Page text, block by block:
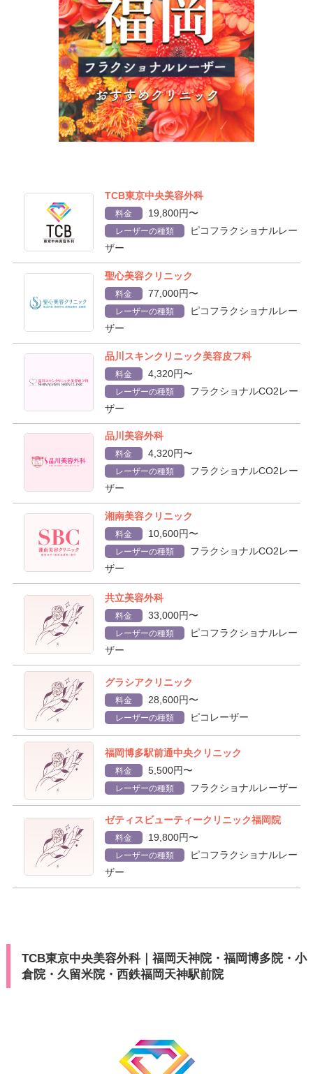
TCB東京中央美容外科
料金 19,800円〜
レーザーの種類
ピコフラクショナルレー
ザー
聖心美容クリニック
料金 77,000円〜
レーザーの種類
ピコフラクショナルレー
ザー
品川スキンクリニック美容皮フ科
料金 4,320円〜
レーザーの種類
フラクショナルCO2レー
ザー
品川美容外科
料金 4,320円〜
レーザーの種類
フラクショナルCO2レー
ザー
湘南美容クリニック
料金 10,600円〜
レーザーの種類
フラクショナルCO2レー
ザー
共立美容外科
料金 33,000円〜
レーザーの種類
ピコフラクショナルレー
ザー
グラシアクリニック
料金 28,600円〜
レーザーの種類 ピコレーザー
福岡博多駅前通中央クリニック
料金 5,500円〜
レーザーの種類 フラクショナルレーザー
ゼティスビューティークリニック福岡院
料金 19,800円〜
レーザーの種類
ピコフラクショナルレー
ザー
TCB東京中央美容外科｜福岡天神院・福岡博多院・小
倉院・久留米院・西鉄福岡天神駅前院